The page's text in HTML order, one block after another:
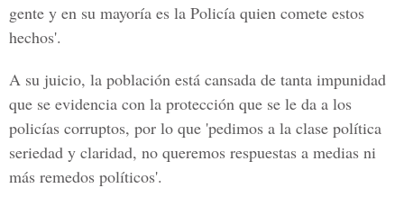
gente y en su mayoría es la Policía quien comete estos
hechos'.
A su juicio, la población está cansada de tanta impunidad
que se evidencia con la protección que se le da a los
policías corruptos, por lo que 'pedimos a la clase política
seriedad y claridad, no queremos respuestas a medias ni
más remedos políticos'.